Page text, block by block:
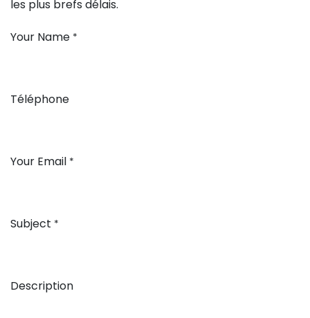
les plus brefs délais.
Your Name *
Téléphone
Your Email *
Subject *
Description